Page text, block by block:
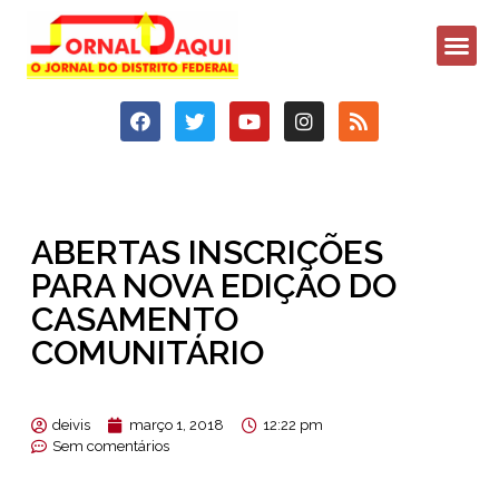
ABERTAS INSCRIÇÕES
PARA NOVA EDIÇÃO DO
CASAMENTO
COMUNITÁRIO
deivis março 1, 2018
12:22 pm
Sem comentários